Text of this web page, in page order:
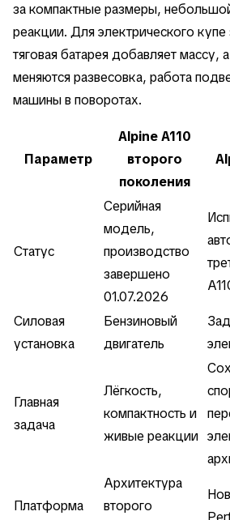
за компактные размеры,
реакции. Для электрического
тяговая батарея добавляет массу,
меняются развесовка, работа
машины в поворотах.
Параметр
Alpine A110
второго
поколения
Статус
Серийная
модель,
производство
завершено
01.07.2026
Силовая
установка
Бензиновый
двигатель
Главная
задача
Лёгкость,
компактность и
живые реакции
Платформа
Архитектура
второго